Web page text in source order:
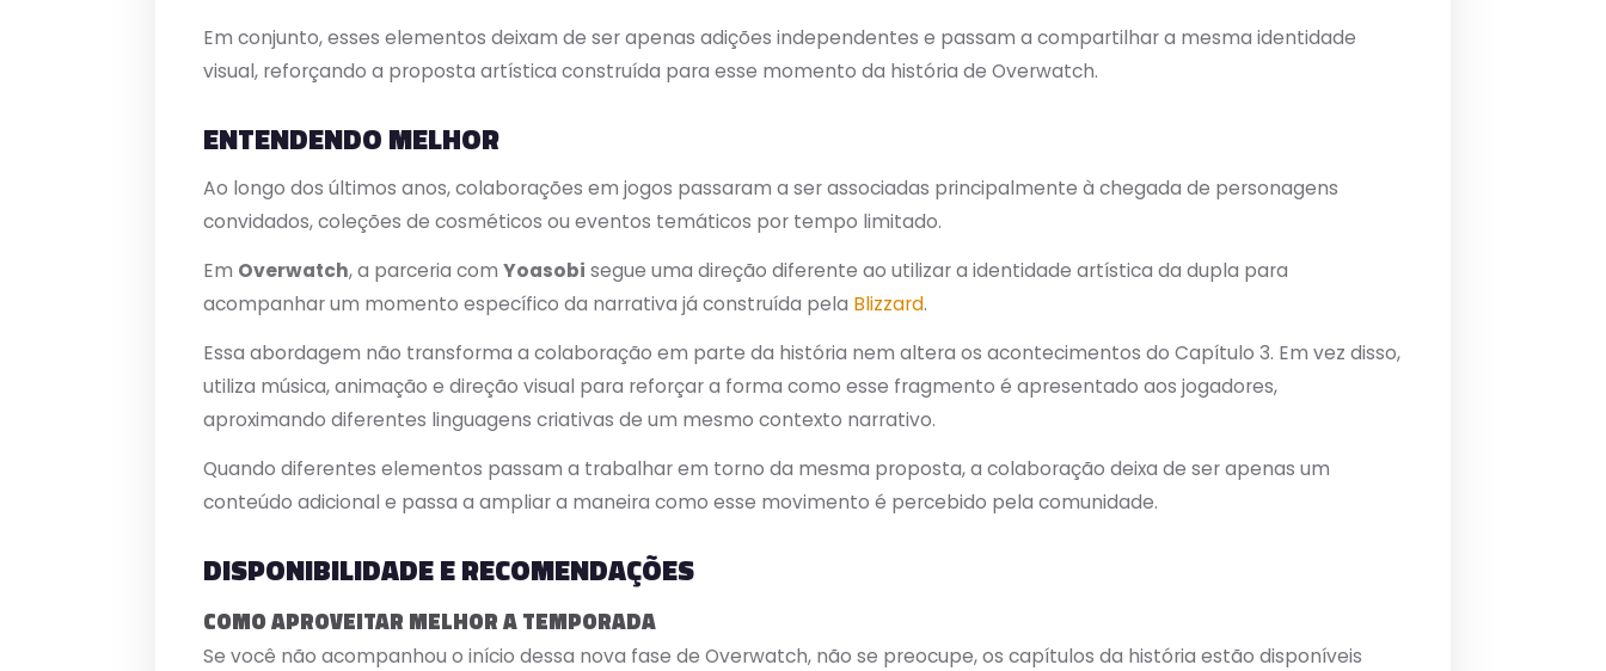
Em conjunto, esses elementos deixam de ser apenas adições independentes e passam a compartilhar a mesma identidade
visual, reforçando a proposta artística construída para esse momento da história de Overwatch.
ENTENDENDO MELHOR
Ao longo dos últimos anos, colaborações em jogos passaram a ser associadas principalmente à chegada de personagens
convidados, coleções de cosméticos ou eventos temáticos por tempo limitado.
Em Overwatch, a parceria com Yoasobi segue uma direção diferente ao utilizar a identidade artística da dupla para
acompanhar um momento específico da narrativa já construída pela Blizzard.
Essa abordagem não transforma a colaboração em parte da história nem altera os acontecimentos do Capítulo 3. Em vez disso,
utiliza música, animação e direção visual para reforçar a forma como esse fragmento é apresentado aos jogadores,
aproximando diferentes linguagens criativas de um mesmo contexto narrativo.
Quando diferentes elementos passam a trabalhar em torno da mesma proposta, a colaboração deixa de ser apenas um
conteúdo adicional e passa a ampliar a maneira como esse movimento é percebido pela comunidade.
DISPONIBILIDADE E RECOMENDAÇÕES
COMO APROVEITAR MELHOR A TEMPORADA
Se você não acompanhou o início dessa nova fase de Overwatch, não se preocupe, os capítulos da história estão disponíveis